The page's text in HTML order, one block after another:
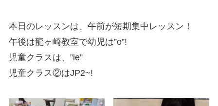
本日のレッスンは、午前が短期集中レッスン！
午後は龍ヶ崎教室で幼児は”o”!
児童クラスは、”ie”
児童クラス②はJP2~!